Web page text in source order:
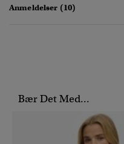
Anmeldelser (10)
Bær Det Med...